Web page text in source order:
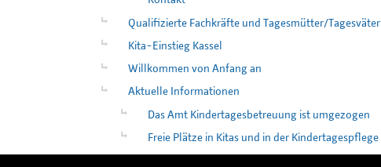
Qualifizierte Fachkräfte und Tagesmütter/Tagesväter
Kita-Einstieg Kassel
Willkommen von Anfang an
Aktuelle Informationen
Das Amt Kindertagesbetreuung ist umgezogen
Freie Plätze in Kitas und in der Kindertagespflege